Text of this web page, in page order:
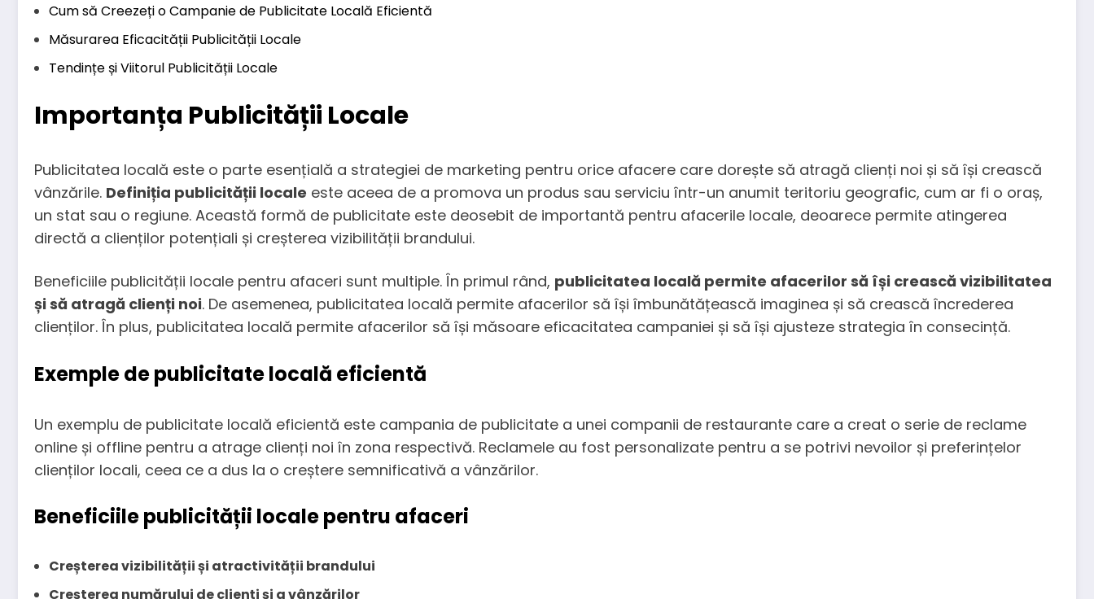
Cum să Creezeți o Campanie de Publicitate Locală Eficientă
Măsurarea Eficacității Publicității Locale
Tendințe și Viitorul Publicității Locale
Importanța Publicității Locale
Publicitatea locală este o parte esențială a strategiei de marketing pentru orice afacere care dorește să atragă clienți noi și să își crească
vânzările. Definiția publicității locale este aceea de a promova un produs sau serviciu într-un anumit teritoriu geografic, cum ar fi o oraș,
un stat sau o regiune. Această formă de publicitate este deosebit de importantă pentru afacerile locale, deoarece permite atingerea
directă a clienților potențiali și creșterea vizibilității brandului.
Beneficiile publicității locale pentru afaceri sunt multiple. În primul rând, publicitatea locală permite afacerilor să își crească vizibilitatea
și să atragă clienți noi. De asemenea, publicitatea locală permite afacerilor să își îmbunătățească imaginea și să crească încrederea
clienților. În plus, publicitatea locală permite afacerilor să își măsoare eficacitatea campaniei și să își ajusteze strategia în consecință.
Exemple de publicitate locală eficientă
Un exemplu de publicitate locală eficientă este campania de publicitate a unei companii de restaurante care a creat o serie de reclame
online și offline pentru a atrage clienți noi în zona respectivă. Reclamele au fost personalizate pentru a se potrivi nevoilor și preferințelor
clienților locali, ceea ce a dus la o creștere semnificativă a vânzărilor.
Beneficiile publicității locale pentru afaceri
Creșterea vizibilității și atractivității brandului
Creșterea numărului de clienți și a vânzărilor